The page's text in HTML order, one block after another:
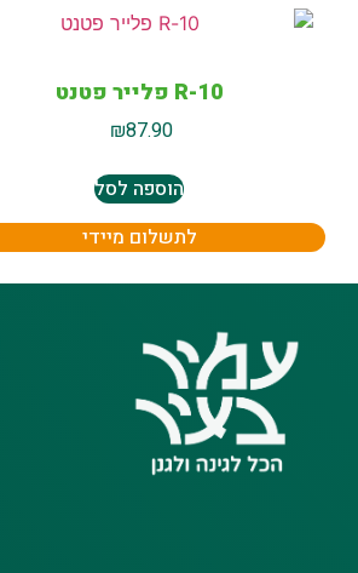
10-R פלייר פטנט
₪87.90
הוספה לסל
לתשלום מיידי